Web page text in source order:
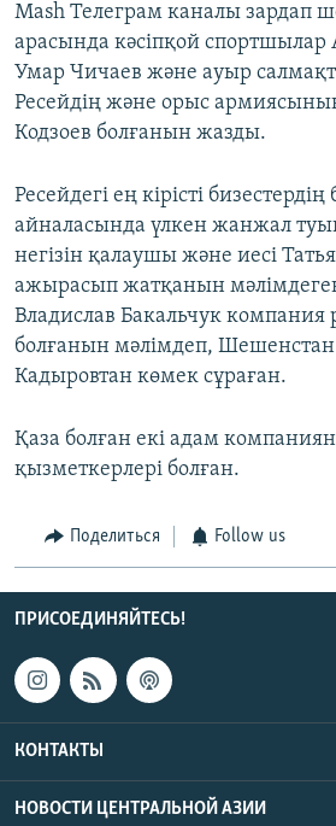
Mash Телеграм каналы зардап
арасында кәсіпқой спортшылар
Умар Чичаев және ауыр
Ресейдің және орыс
Кодзоев болғанын жазды.
Ресейдегі ең кірісті
айналасында үлкен жанжал
негізін қалаушы және иесі
ажырасып жатқанын
Владислав Бакальчук компания
болғанын мәлімдеп,
Кадыровтан көмек сұраған.
Қаза болған екі адам
қызметкерлері болған.
Поделиться Follow us
ПРИСОЕДИНЯЙТЕСЬ!
КОНТАКТЫ
НОВОСТИ ЦЕНТРАЛЬНОЙ АЗИИ